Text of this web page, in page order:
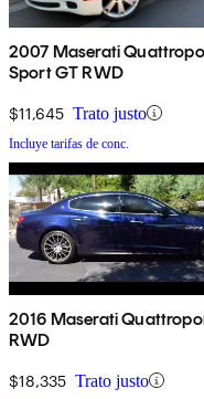
2007 Maserati
Sport GT RWD
$11,645 Trato justo
Incluye tarifas de conc.
2016 Maserati
RWD
$18,335 Trato justo